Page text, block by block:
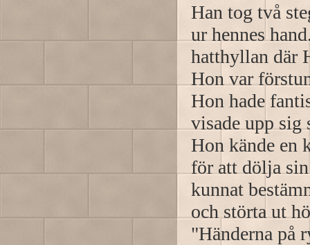
Han tog två
ur hennes
hatthyllan där
Hon var
Hon hade
visade upp sig
Hon kände en
för att dölja
kunnat
och störta ut
"Händerna på